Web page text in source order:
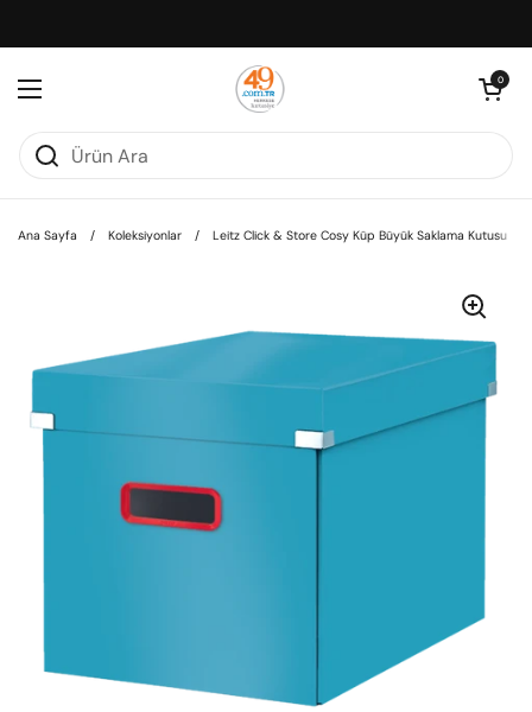
Menüyü aç
Sepeti aç
0
Ana Sayfa / Koleksiyonlar / Leitz Click & Store Cosy Küp Büyük Saklama Kutusu